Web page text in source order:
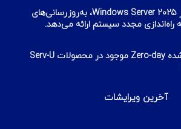
نسخه پیش‌نمایش از Windows Server 2025، به‌روزرسانی‌های
راه‌اندازی مجدد سیستم ارائه می‌دهد.
آسیب‌پذیری کشف شده Zero-day موجود در محصولات Serv-U
آخرین ویرایشات